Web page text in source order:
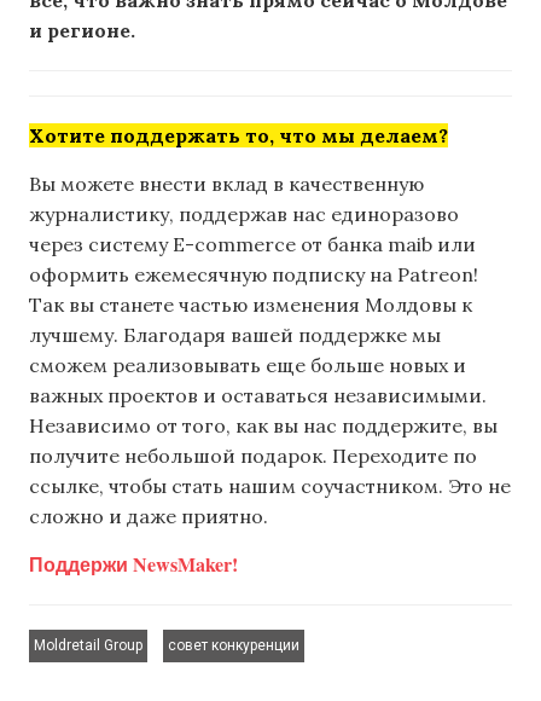
и регионе.
Хотите поддержать то, что мы делаем?
Вы можете внести вклад в качественную
журналистику, поддержав нас единоразово
через систему E-commerce от банка maib или
оформить ежемесячную подписку на Patreon!
Так вы станете частью изменения Молдовы к
лучшему. Благодаря вашей поддержке мы
сможем реализовывать еще больше новых и
важных проектов и оставаться независимыми.
Независимо от того, как вы нас поддержите, вы
получите небольшой подарок. Переходите по
ссылке, чтобы стать нашим соучастником. Это не
сложно и даже приятно.
Поддержи NewsMaker!
Moldretail Group
совет конкуренции